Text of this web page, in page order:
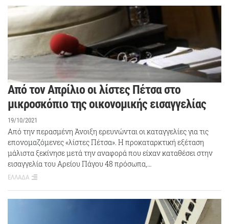
Από τον Απρίλιο οι λίστες Πέτσα στο
μικροσκόπιο της οικονομικής εισαγγελίας
19/10/2021
Από την περασμένη Άνοιξη ερευνώνται οι καταγγελίες για τις
επονομαζόμενες «λίστες Πέτσα». Η προκαταρκτική εξέταση
μάλιστα ξεκίνησε μετά την αναφορά που είχαν καταθέσει στην
εισαγγελία του Αρείου Πάγου 48 πρόσωπα,…
ΕΛΛΑΔΑ